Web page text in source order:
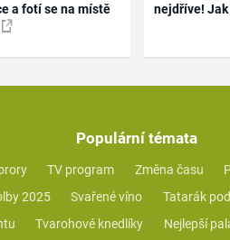
a fotí se na místě
nejdříve!
Populární témata
TV program Změna času
2025 Svařené víno Tatarák
Tvarohové knedlíky Nejlepší